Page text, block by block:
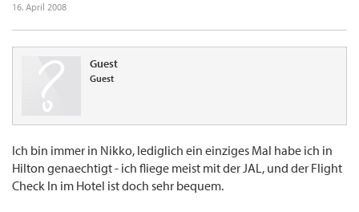
16. April 2008
Guest
Guest
Ich bin immer in Nikko, lediglich ein einziges Mal habe ich in
Hilton genaechtigt - ich fliege meist mit der JAL, und der Flight
Check In im Hotel ist doch sehr bequem.